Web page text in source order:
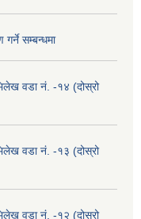
सम्बन्धमा
वडा नं. -१४ (दोस्रो
वडा नं. -१३ (दोस्रो
वडा नं. -१२ (दोस्रो